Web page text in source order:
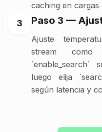
caching en cargas
3 Paso 3 —
Ajuste
stream como
`enable_search`
luego elija
según latencia y